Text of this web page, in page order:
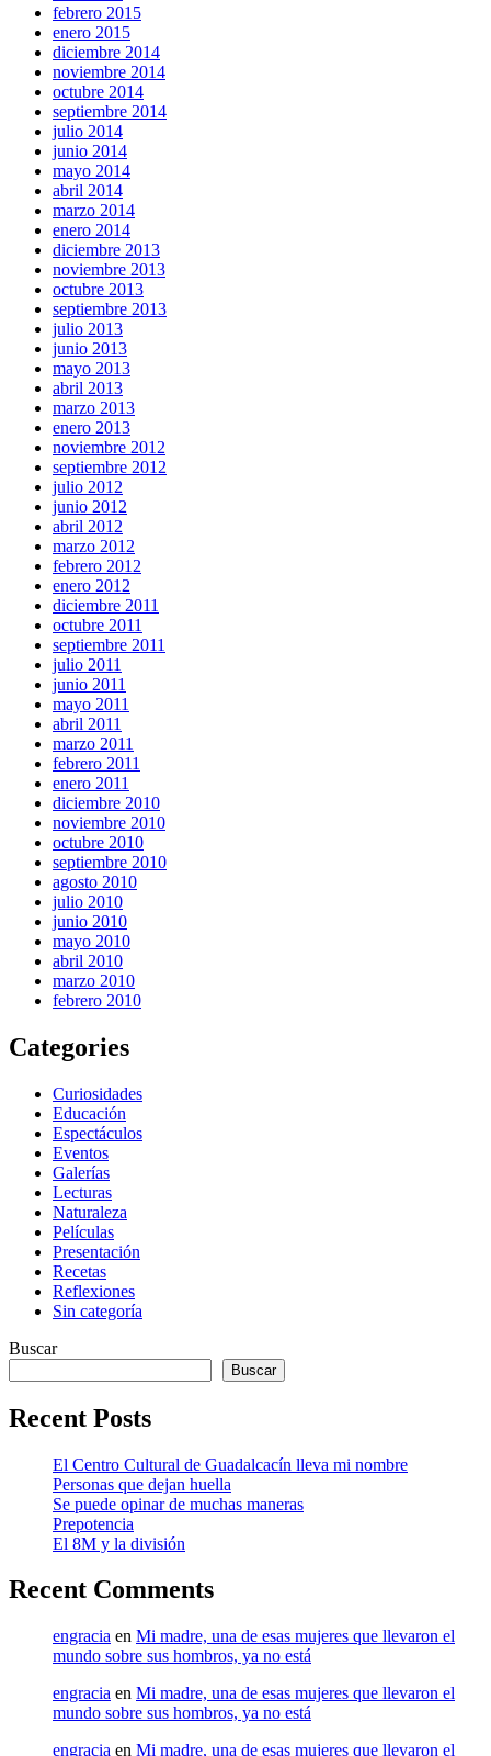
febrero 2015
enero 2015
diciembre 2014
noviembre 2014
octubre 2014
septiembre 2014
julio 2014
junio 2014
mayo 2014
abril 2014
marzo 2014
enero 2014
diciembre 2013
noviembre 2013
octubre 2013
septiembre 2013
julio 2013
junio 2013
mayo 2013
abril 2013
marzo 2013
enero 2013
noviembre 2012
septiembre 2012
julio 2012
junio 2012
abril 2012
marzo 2012
febrero 2012
enero 2012
diciembre 2011
octubre 2011
septiembre 2011
julio 2011
junio 2011
mayo 2011
abril 2011
marzo 2011
febrero 2011
enero 2011
diciembre 2010
noviembre 2010
octubre 2010
septiembre 2010
agosto 2010
julio 2010
junio 2010
mayo 2010
abril 2010
marzo 2010
febrero 2010
Categories
Curiosidades
Educación
Espectáculos
Eventos
Galerías
Lecturas
Naturaleza
Películas
Presentación
Recetas
Reflexiones
Sin categoría
Buscar
Buscar
Recent Posts
El Centro Cultural de Guadalcacín lleva mi nombre
Personas que dejan huella
Se puede opinar de muchas maneras
Prepotencia
El 8M y la división
Recent Comments
engracia en Mi madre, una de esas mujeres que llevaron el
mundo sobre sus hombros, ya no está
engracia en Mi madre, una de esas mujeres que llevaron el
mundo sobre sus hombros, ya no está
engracia en Mi madre, una de esas mujeres que llevaron el